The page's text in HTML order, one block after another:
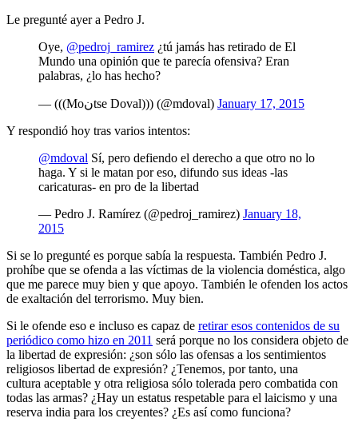
Le pregunté ayer a Pedro J.
Oye, @pedroj_ramirez ¿tú jamás has retirado de El
Mundo una opinión que te parecía ofensiva? Eran
palabras, ¿lo has hecho?
— (((Moﻥtse Doval))) (@mdoval) January 17, 2015
Y respondió hoy tras varios intentos:
@mdoval Sí, pero defiendo el derecho a que otro no lo
haga. Y si le matan por eso, difundo sus ideas -las
caricaturas- en pro de la libertad
— Pedro J. Ramírez (@pedroj_ramirez) January 18,
2015
Si se lo pregunté es porque sabía la respuesta. También Pedro J.
prohíbe que se ofenda a las víctimas de la violencia doméstica, algo
que me parece muy bien y que apoyo. También le ofenden los actos
de exaltación del terrorismo. Muy bien.
Si le ofende eso e incluso es capaz de retirar esos contenidos de su
periódico como hizo en 2011 será porque no los considera objeto de
la libertad de expresión: ¿son sólo las ofensas a los sentimientos
religiosos libertad de expresión? ¿Tenemos, por tanto, una
cultura aceptable y otra religiosa sólo tolerada pero combatida con
todas las armas? ¿Hay un estatus respetable para el laicismo y una
reserva india para los creyentes? ¿Es así como funciona?